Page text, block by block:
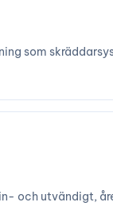
som
och utvändigt,